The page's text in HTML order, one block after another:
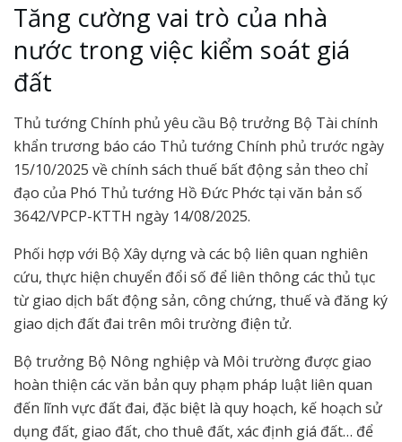
Tăng cường vai trò của nhà
nước trong việc kiểm soát giá
đất
Thủ tướng Chính phủ yêu cầu Bộ trưởng Bộ Tài chính
khẩn trương báo cáo Thủ tướng Chính phủ trước ngày
15/10/2025 về chính sách thuế bất động sản theo chỉ
đạo của Phó Thủ tướng Hồ Đức Phớc tại văn bản số
3642/VPCP-KTTH ngày 14/08/2025.
Phối hợp với Bộ Xây dựng và các bộ liên quan nghiên
cứu, thực hiện chuyển đổi số để liên thông các thủ tục
từ giao dịch bất động sản, công chứng, thuế và đăng ký
giao dịch đất đai trên môi trường điện tử.
Bộ trưởng Bộ Nông nghiệp và Môi trường được giao
hoàn thiện các văn bản quy phạm pháp luật liên quan
đến lĩnh vực đất đai, đặc biệt là quy hoạch, kế hoạch sử
dụng đất, giao đất, cho thuê đất, xác định giá đất… để